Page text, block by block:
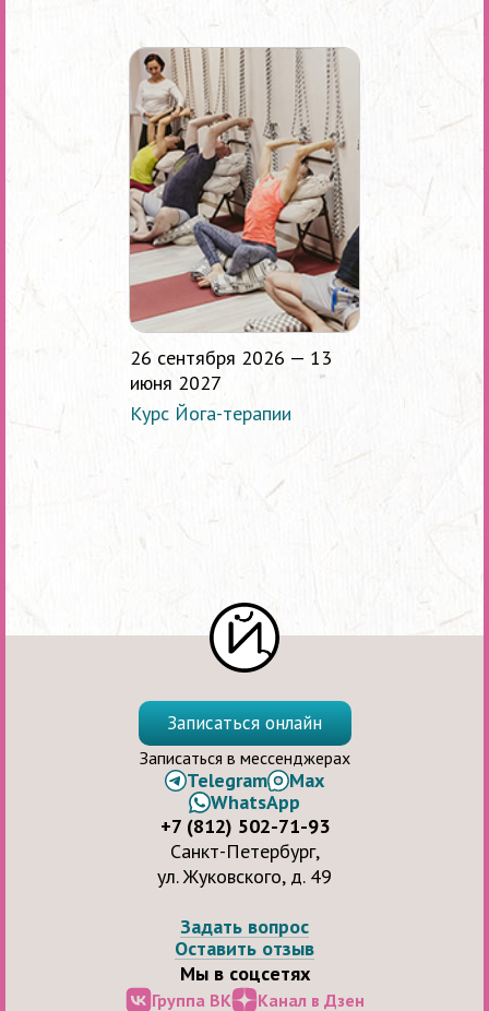
26 сентября 2026 — 13
июня 2027
Курс Йога-терапии
Задать вопрос
Оставить отзыв
Мы в соцсетях
Группа ВК Канал в Дзен
Записаться онлайн
Записаться в мессенджерах
Telegram
Max
WhatsApp
+7 (812) 502-71-93
Санкт-Петербург,
ул. Жуковского, д. 49